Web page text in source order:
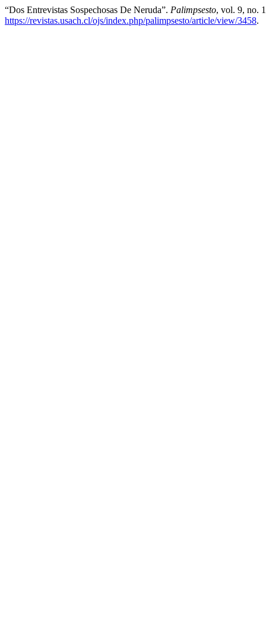
“Dos Entrevistas Sospechosas De Neruda”. Palimpsesto, vol. 9, no.
https://revistas.usach.cl/ojs/index.php/palimpsesto/article/view/3458.